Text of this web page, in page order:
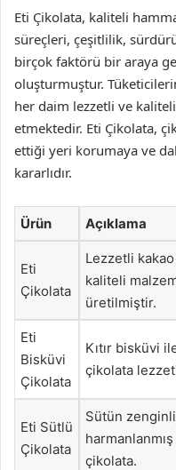
Eti Çikolata, kaliteli
süreçleri, çeşitlilik,
birçok faktörü bir araya
oluşturmuştur.
her daim lezzetli ve
etmektedir. Eti Çikolata,
ettiği yeri korumaya ve
kararlıdır.
Ürün Açıklama
Eti
Çikolata
Lezzetli
kaliteli
üretilmiştir.
Eti
Bisküvi
Çikolata
Kıtır bisküvi
çikolata
Eti Sütlü
Çikolata
Sütün
çikolata.